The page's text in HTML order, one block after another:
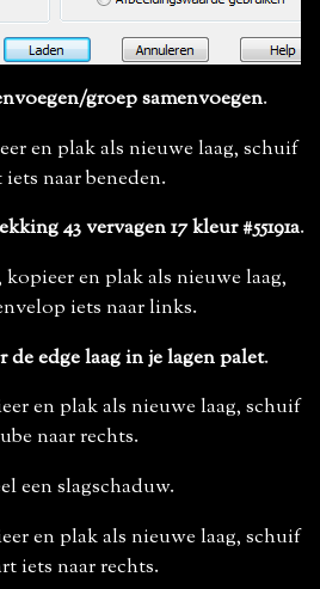
groep samenvoegen.
en plak als nieuwe laag, schuif
naar beneden.
43 vervagen 17 kleur #55191a.
kopieer en plak als nieuwe laag,
iets naar links.
de edge laag in je lagen palet.
en plak als nieuwe laag, schuif
naar rechts.
een slagschaduw.
en plak als nieuwe laag, schuif
iets naar rechts.